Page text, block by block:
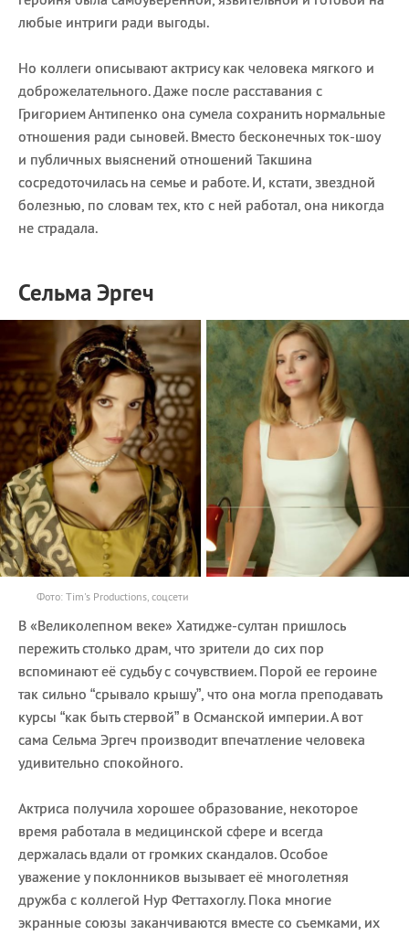
любые интриги ради выгоды.
Но коллеги описывают актрису как человека мягкого и
доброжелательного. Даже после расставания с
Григорием Антипенко она сумела сохранить нормальные
отношения ради сыновей. Вместо бесконечных ток-шоу
и публичных выяснений отношений Такшина
сосредоточилась на семье и работе. И, кстати, звездной
болезнью, по словам тех, кто с ней работал, она никогда
не страдала.
Сельма Эргеч
Фото: Tim's Productions, соцсети
В «Великолепном веке» Хатидже-султан пришлось
пережить столько драм, что зрители до сих пор
вспоминают её судьбу с сочувствием. Порой ее героине
так сильно “срывало крышу”, что она могла преподавать
курсы “как быть стервой” в Османской империи. А вот
сама Сельма Эргеч производит впечатление человека
удивительно спокойного.
Актриса получила хорошее образование, некоторое
время работала в медицинской сфере и всегда
держалась вдали от громких скандалов. Особое
уважение у поклонников вызывает её многолетняя
дружба с коллегой Нур Феттахоглу. Пока многие
экранные союзы заканчиваются вместе со съемками, их